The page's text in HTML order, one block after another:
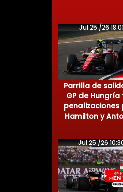
Jul 25 /26
Parrilla de
GP de Hungría
penalizaciones
Hamilton y
Jul 25 /26